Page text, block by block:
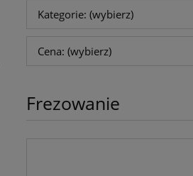
Kategorie: (wybierz)
Cena: (wybierz)
Frezowanie